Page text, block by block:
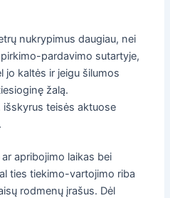
nukrypimus daugiau, nei
pardavimo sutartyje,
jo kaltės ir jeigu šilumos
žalą.
išskyrus teisės aktuose
apribojimo laikas bei
ties tiekimo-vartojimo riba
rodmenų įrašus. Dėl